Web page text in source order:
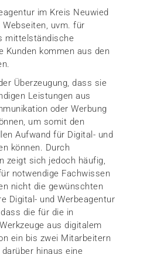
im Kreis Neuwied
Webseiten, uvm. für
mittelständische
Kunden kommen aus den
Überzeugung, dass sie
Leistungen aus
oder Werbung
um somit den
Aufwand für Digital- und
können. Durch
zeigt sich jedoch häufig,
notwendige Fachwissen
nicht die gewünschten
Digital- und Werbeagentur
die für die in
aus digitalem
ein bis zwei Mitarbeitern
hinaus eine